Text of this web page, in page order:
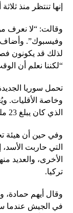
إنها تنتظر منذ
وقالت: “لا نعرف
وفيسبوك”. وأضاف:
لذلك قد يكونون
“لكننا نعلم أن
تحمل سوريا
وخاصة الأقليات.
الذي كان يبلغ 23 مليون نسمة قبل بدء الحرب.
وفي حين أن هيئة
التي حاربت
الأخرى، والعديد
تركيا.
في الجيش عندما